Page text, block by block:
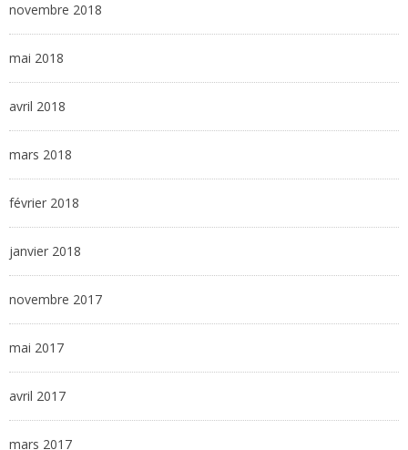
novembre 2018
mai 2018
avril 2018
mars 2018
février 2018
janvier 2018
novembre 2017
mai 2017
avril 2017
mars 2017